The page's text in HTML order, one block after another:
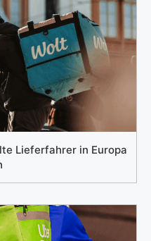
Lieferfahrer in Europa